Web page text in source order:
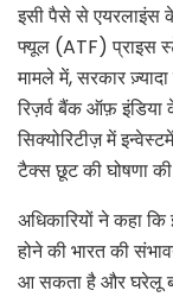
इसी पैसे से एयरलाइंस
फ्यूल (ATF) प्राइस
मामले में, सरकार
रिज़र्व बैंक ऑफ़ इंडिया
सिक्योरिटीज़ में
टैक्स छूट की घोषणा
अधिकारियों ने कहा
होने की भारत की
आ सकता है और घरेलू